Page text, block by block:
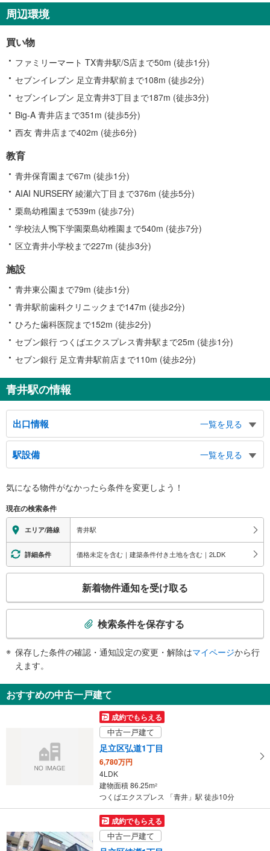
周辺環境
買い物
ファミリーマート TX青井駅/S店まで50m (徒歩1分)
セブンイレブン 足立青井駅前まで108m (徒歩2分)
セブンイレブン 足立青井3丁目まで187m (徒歩3分)
Big-A 青井店まで351m (徒歩5分)
西友 青井店まで402m (徒歩6分)
教育
青井保育園まで67m (徒歩1分)
AIAI NURSERY 綾瀬六丁目まで376m (徒歩5分)
栗島幼稚園まで539m (徒歩7分)
学校法人鴨下学園栗島幼稚園まで540m (徒歩7分)
区立青井小学校まで227m (徒歩3分)
施設
青井東公園まで79m (徒歩1分)
青井駅前歯科クリニックまで147m (徒歩2分)
ひろた歯科医院まで152m (徒歩2分)
セブン銀行 つくばエクスプレス青井駅まで25m (徒歩1分)
セブン銀行 足立青井駅前店まで110m (徒歩2分)
青井駅の情報
出口情報
一覧を見る
Ａ１出口
（西口・交通広場・環七通り方面）、タクシー・バスのりば、都営青井３丁目
第三アパート、青和コミュニティー公園、青井２−４丁目、青井兵和通り商店
街、足立青井郵便局、環七通り、交通広場、弘道交番、自転車駐輪場、西友青
井店、青和ばら公園
Ａ２出口
（東口・綾瀬川方面）、都営青井３丁目第二アパート、綾瀬川、青井３・４丁
目、足立西加平郵便局
駅設備
一覧を見る
※段差なしでの移動経路
地上⇔改札⇔ホーム：○
エレベータ
・各ホーム⇔改札
・改札⇔Ａ１（西口）出口
エスカレータ
・改札⇔Ａ１（西口）出口
・改札⇔Ａ２（東口）出口
トイレ
・改札内
その他
・ＡＥＤ
気になる物件がなかったら条件を変更しよう！
現在の検索条件
エリア/路線 青井駅
詳細条件 価格未定を含む｜建築条件付き土地を含む｜2LDK
検
知
を
イ
ペ
新着物件通知を受け取る
検索条件を保存する
保存した条件の確認・通知設定の変更・解除はマイページから行
えます。
おすすめの中古一戸建て
成約でもらえる
中古一戸建て
足立区弘道1丁目
6,780万円
4LDK
建物面積 86.25m2
つくばエクスプレス 「青井」駅 徒歩10分
成約でもらえる
中古一戸建て